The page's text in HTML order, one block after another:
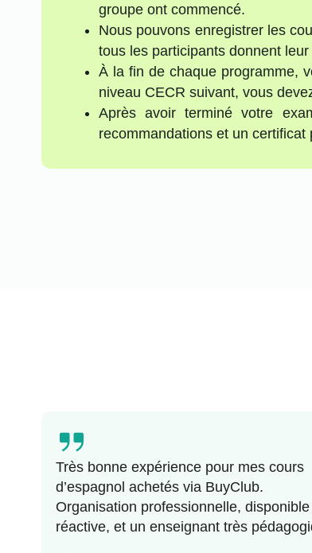
groupe ont commencé.
Nous pouvons enregistrer les
tous les participants donnent
À la fin de chaque programme,
niveau CECR suivant, vous
Après avoir terminé votre
recommandations et un
Très bonne expérience pour mes cours
d’espagnol achetés via BuyClub.
Organisation professionnelle,
réactive, et un enseignant très